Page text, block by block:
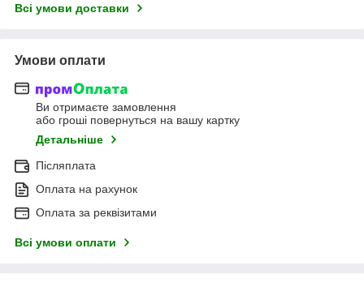
Всі умови доставки
Умови оплати
Ви отримаєте замовлення
або гроші повернуться на вашу картку
Детальніше
Післяплата
Оплата на рахунок
Оплата за реквізитами
Всі умови оплати